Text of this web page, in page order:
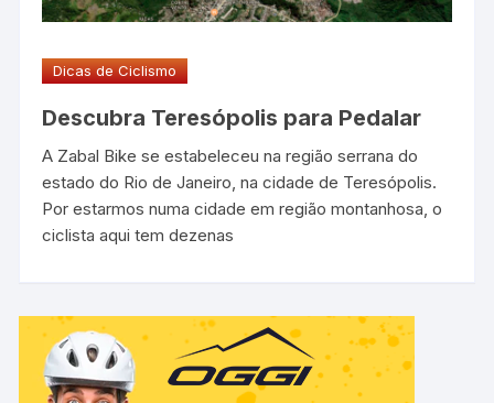
Dicas de Ciclismo
Descubra Teresópolis para Pedalar
A Zabal Bike se estabeleceu na região serrana do
estado do Rio de Janeiro, na cidade de Teresópolis.
Por estarmos numa cidade em região montanhosa, o
ciclista aqui tem dezenas